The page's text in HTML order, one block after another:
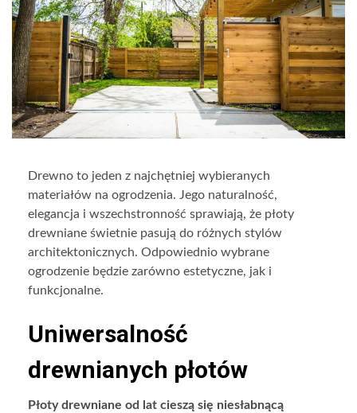
Drewno to jeden z najchętniej wybieranych
materiałów na ogrodzenia. Jego naturalność,
elegancja i wszechstronność sprawiają, że płoty
drewniane świetnie pasują do różnych stylów
architektonicznych. Odpowiednio wybrane
ogrodzenie będzie zarówno estetyczne, jak i
funkcjonalne.
Uniwersalność
drewnianych płotów
Płoty drewniane od lat cieszą się niesłabnącą